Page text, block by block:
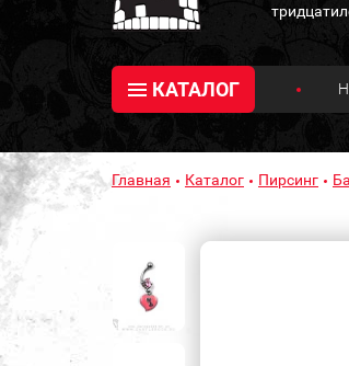
КАТАЛОГ
Главная Каталог Пирсинг